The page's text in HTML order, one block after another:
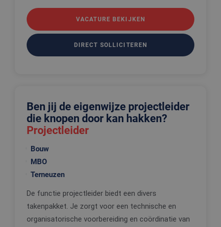
VACATURE BEKIJKEN
DIRECT SOLLICITEREN
Ben jij de eigenwijze projectleider
die knopen door kan hakken?
Projectleider
Bouw
MBO
Terneuzen
De functie projectleider biedt een divers
takenpakket. Je zorgt voor een technische en
organisatorische voorbereiding en coördinatie van